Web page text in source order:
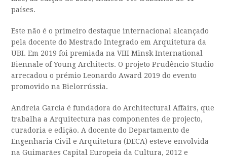
países.
Este não é o primeiro destaque internacional alcançado
pela docente do Mestrado Integrado em Arquitetura da
UBI. Em 2019 foi premiada na VIII Minsk International
Biennale of Young Architects. O projeto Prudêncio Studio
arrecadou o prémio Leonardo Award 2019 do evento
promovido na Bielorrússia.
Andreia Garcia é fundadora do Architectural Affairs, que
trabalha a Arquitectura nas componentes de projecto,
curadoria e edição. A docente do Departamento de
Engenharia Civil e Arquitetura (DECA) esteve envolvida
na Guimarães Capital Europeia da Cultura, 2012 e